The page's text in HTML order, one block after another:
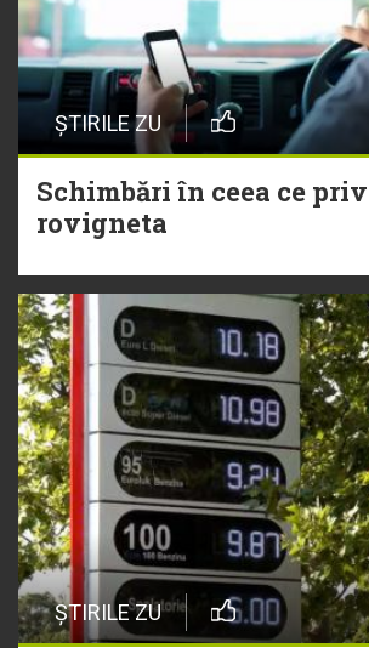
ȘTIRILE ZU
Schimbări în ceea ce
rovigneta
ȘTIRILE ZU